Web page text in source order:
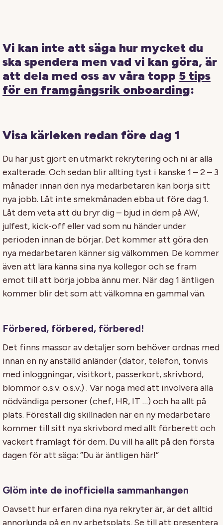
Vi kan inte att säga hur mycket du
ska spendera men vad vi kan göra, är
att dela med oss av våra topp 5 tips
för en framgångsrik onboarding:
Visa kärleken redan före dag 1
Du har just gjort en utmärkt rekrytering och ni är alla
exalterade. Och sedan blir allting tyst i kanske 1 – 2 – 3
månader innan den nya medarbetaren kan börja sitt
nya jobb. Låt inte smekmånaden ebba ut före dag 1.
Låt dem veta att du bryr dig – bjud in dem på AW,
julfest, kick-off eller vad som nu händer under
perioden innan de börjar. Det kommer att göra den
nya medarbetaren känner sig välkommen. De kommer
även att lära känna sina nya kollegor och se fram
emot till att börja jobba ännu mer. När dag 1 äntligen
kommer blir det som att välkomna en gammal vän.
Förbered, förbered, förbered!
Det finns massor av detaljer som behöver ordnas med
innan en ny anställd anländer (dator, telefon, tonvis
med inloggningar, visitkort, passerkort, skrivbord,
blommor o.s.v. o.s.v.) . Var noga med att involvera alla
nödvändiga personer (chef, HR, IT …) och ha allt på
plats. Föreställ dig skillnaden när en ny medarbetare
kommer till sitt nya skrivbord med allt förberett och
vackert framlagt för dem. Du vill ha allt på den första
dagen för att säga: ”Du är äntligen här!”
Glöm inte de inofficiella sammanhangen
Oavsett hur erfaren dina nya rekryter är, är det alltid
annorlunda på en ny arbetsplats. Se till att presentera